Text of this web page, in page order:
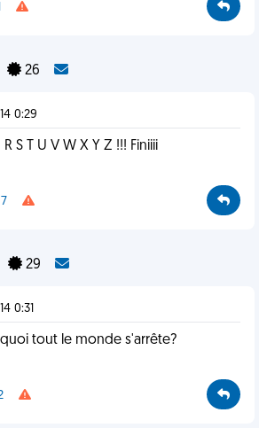
26
0:29
S T U V W X Y Z !!! Finiiii
7
29
0:31
tout le monde s'arrête?